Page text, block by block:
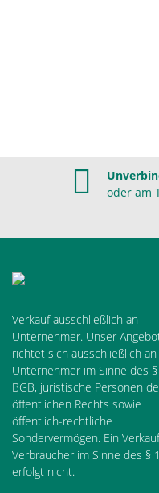
oder am
Verkauf ausschließlich an
Unternehmer. Unser
richtet sich ausschließlich an
Unternehmer im Sinne des
BGB, juristische Personen
öffentlichen Rechts sowie
öffentlich-rechtliche
Sondervermögen. Ein
Verbraucher im Sinne des §
erfolgt nicht.